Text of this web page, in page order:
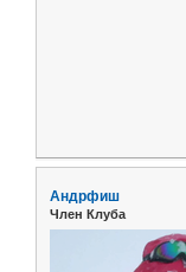
Андрфиш
Член Клуба